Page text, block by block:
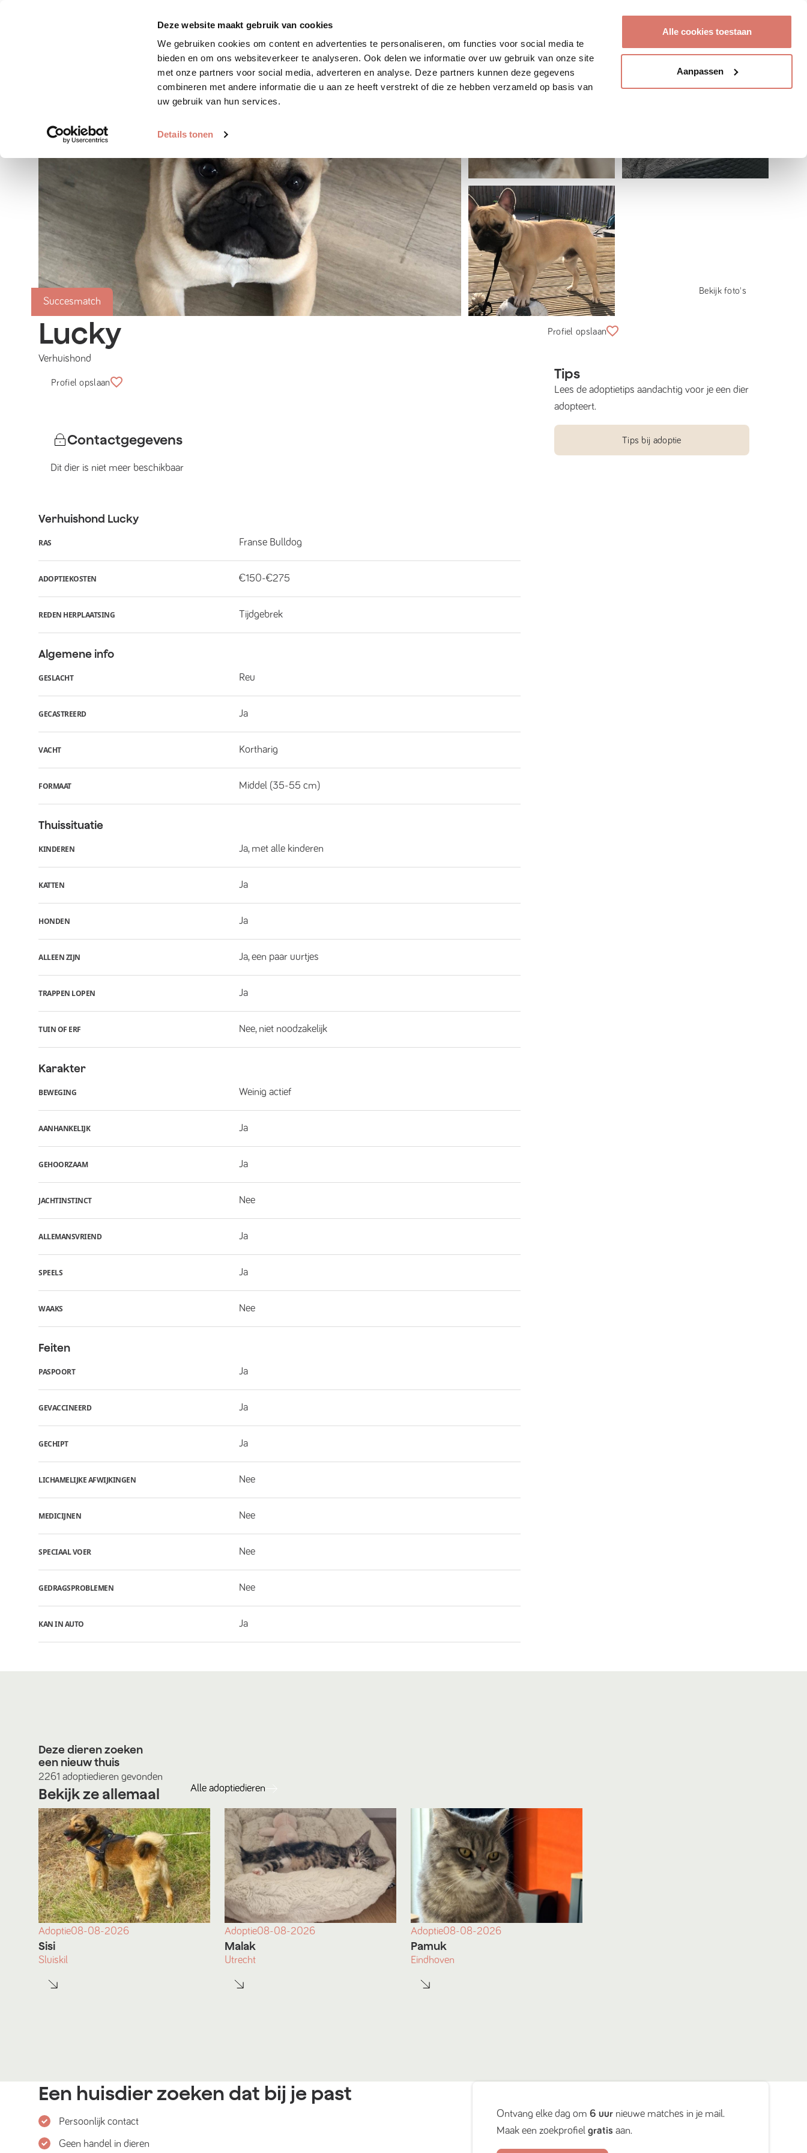
Deze website maakt gebruik van cookies
We gebruiken cookies om content en advertenties te personaliseren, om functies voor social media te
bieden en om ons websiteverkeer te analyseren. Ook delen we informatie over uw gebruik van onze site
met onze partners voor social media, adverteren en analyse. Deze partners kunnen deze gegevens
combineren met andere informatie die u aan ze heeft verstrekt of die ze hebben verzameld op basis van
uw gebruik van hun services.
Details tonen
Alle cookies toestaan
Aanpassen
Zoek huisdier Plaats huisdier Hoe werkt het?
Succesmatch
Bekijk foto's
Lucky
Verhuishond
Profiel opslaan
Contactgegevens
Dit dier is niet meer beschikbaar
Verhuishond Lucky
RAS Franse Bulldog
ADOPTIEKOSTEN €150-€275
REDEN HERPLAATSING Tijdgebrek
Algemene info
GESLACHT Reu
GECASTREERD Ja
VACHT Kortharig
FORMAAT Middel (35-55 cm)
Thuissituatie
KINDEREN Ja, met alle kinderen
KATTEN Ja
HONDEN Ja
ALLEEN ZIJN Ja, een paar uurtjes
TRAPPEN LOPEN Ja
TUIN OF ERF Nee, niet noodzakelijk
Karakter
BEWEGING Weinig actief
AANHANKELIJK Ja
GEHOORZAAM Ja
JACHTINSTINCT Nee
ALLEMANSVRIEND Ja
SPEELS Ja
WAAKS Nee
Feiten
PASPOORT Ja
GEVACCINEERD Ja
GECHIPT Ja
LICHAMELIJKE AFWIJKINGEN Nee
MEDICIJNEN Nee
SPECIAAL VOER Nee
GEDRAGSPROBLEMEN Nee
KAN IN AUTO Ja
Profiel opslaan
Tips
Lees de adoptietips aandachtig voor je een dier
adopteert.
Tips bij adoptie
Deze dieren zoeken
een nieuw thuis
2261 adoptiedieren gevonden
Bekijk ze allemaal Alle adoptiedieren
Adoptie08-08-2026
Sisi
Sluiskil
Adoptie08-08-2026
Malak
Utrecht
Adoptie08-08-2026
Pamuk
Eindhoven
Een huisdier zoeken dat bij je past
Persoonlijk contact
Geen handel in dieren
Ontvang elke dag om6 uur nieuwe matches in je mail.
Maak een zoekprofielgratis aan.